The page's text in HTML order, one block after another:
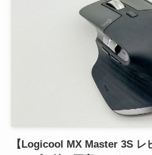
【Logicool MX Master 3S レ